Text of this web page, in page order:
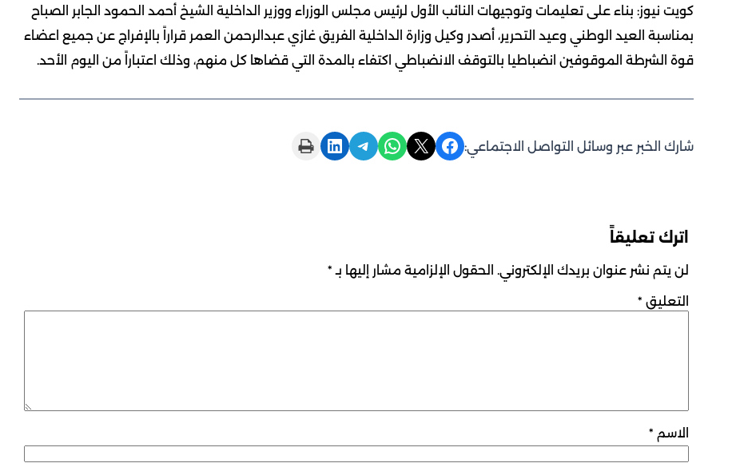
كويت نيوز: بناء على تعليمات وتوجيهات النائب الأول لرئيس مجلس الوزراء ووزير الداخلية الشيخ أحمد الحمود الجابر الصباح
بمناسبة العيد الوطني وعيد التحرير، أصدر وكيل وزارة الداخلية الفريق غازي عبدالرحمن العمر قراراً بالإفراج عن جميع اعضاء
قوة الشرطة الموقوفين انضباطيا بالتوقف الانضباطي اكتفاء بالمدة التي قضاها كل منهم، وذلك اعتباراً من اليوم الأحد.
شارك الخبر عبر وسائل التواصل الاجتماعي: Share on Facebook
Share on X
Share on WhatsApp
Share on Telegram
Share on LinkedIn
Print this Page
اترك تعليقاً
لن يتم نشر عنوان بريدك الإلكتروني. الحقول الإلزامية مشار إليها بـ *
التعليق *
الاسم *